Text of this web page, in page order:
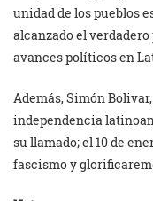
unidad de los pueblos
alcanzado el
avances políticos en
Además, Simón
independencia
su llamado; el 10 de
fascismo y